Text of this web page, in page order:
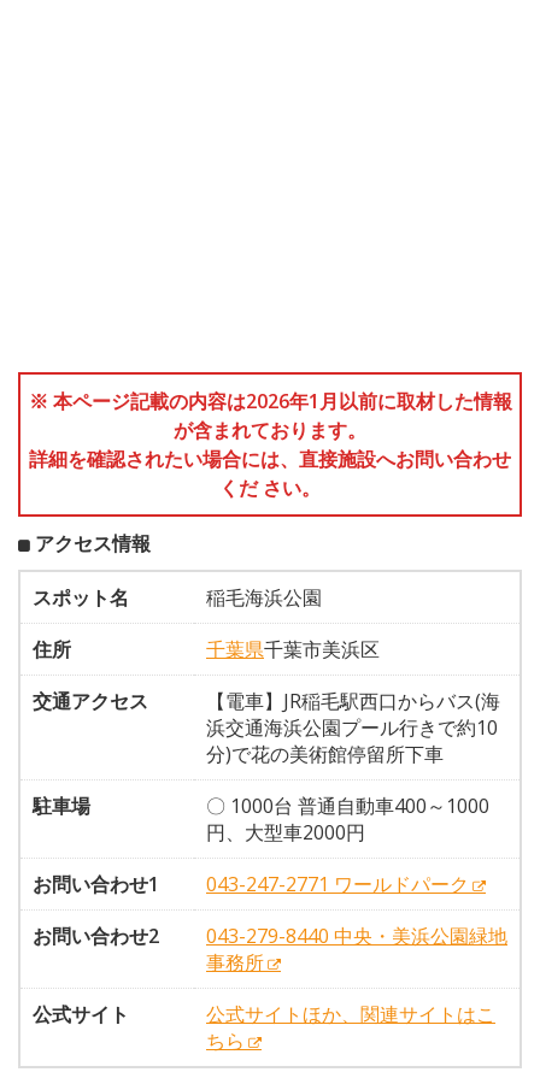
※ 本ページ記載の内容は2026年1月以前に取材した情報
が含まれております。
詳細を確認されたい場合には、直接施設へお問い合わせ
くだ さい。
アクセス情報
スポット名
稲毛海浜公園
住所
千葉県千葉市美浜区
交通アクセス
【電車】JR稲毛駅西口からバス(海
浜交通海浜公園プール行きで約10
分)で花の美術館停留所下車
駐車場
〇 1000台 普通自動車400～1000
円、大型車2000円
お問い合わせ1
043-247-2771 ワールドパーク
お問い合わせ2
043-279-8440 中央・美浜公園緑地
事務所
公式サイト
公式サイトほか、関連サイトはこ
ちら